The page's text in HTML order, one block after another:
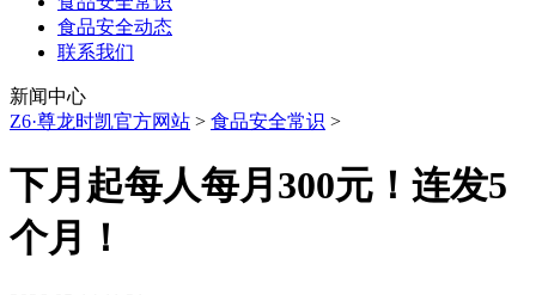
食品安全动态
联系我们
新闻中心
Z6·尊龙时凯官方网站 > 食品安全常识 >
下月起每人每月300元！连发5
个月！